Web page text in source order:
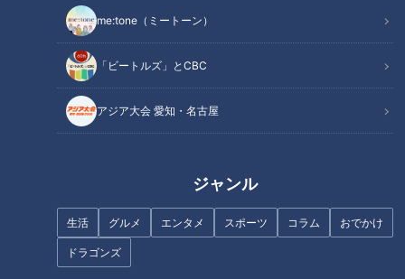
me:tone（ミートーン）
「ビートルズ」とCBC
アジア大会 愛知・名古屋
ジャンル
生活 グルメ エンタメ スポーツ コラム おでかけ
ドラゴンズ
材料（2人分）
作り方
オススメ関連コンテンツ
鶏もも肉 1枚(250g)
柚子こしょう 小さじ2/3